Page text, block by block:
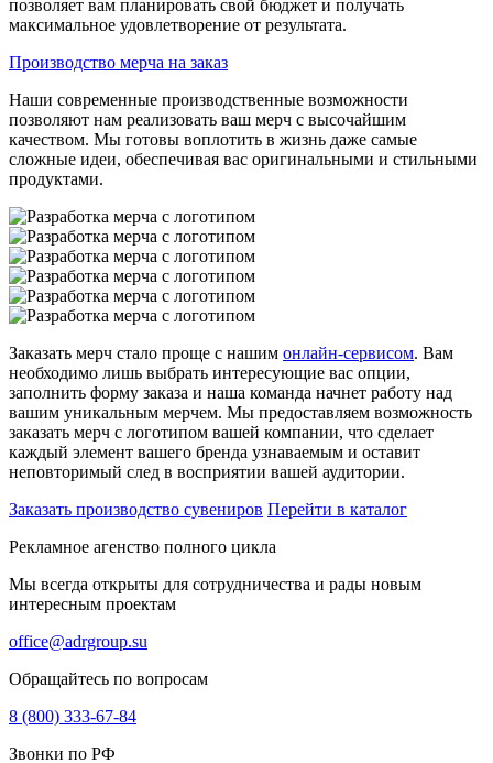
позволяет вам планировать свой бюджет и получать
максимальное удовлетворение от результата.
Производство мерча на заказ
Наши современные производственные возможности
позволяют нам реализовать ваш мерч с высочайшим
качеством. Мы готовы воплотить в жизнь даже самые
сложные идеи, обеспечивая вас оригинальными и стильными
продуктами.
Заказать мерч стало проще с нашим онлайн-сервисом. Вам
необходимо лишь выбрать интересующие вас опции,
заполнить форму заказа и наша команда начнет работу над
вашим уникальным мерчем. Мы предоставляем возможность
заказать мерч с логотипом вашей компании, что сделает
каждый элемент вашего бренда узнаваемым и оставит
неповторимый след в восприятии вашей аудитории.
Заказать производство сувениров Перейти в каталог
Рекламное агенство полного цикла
Мы всегда открыты для сотрудничества и рады новым
интересным проектам
office@adrgroup.su
Обращайтесь по вопросам
8 (800) 333-67-84
Звонки по РФ